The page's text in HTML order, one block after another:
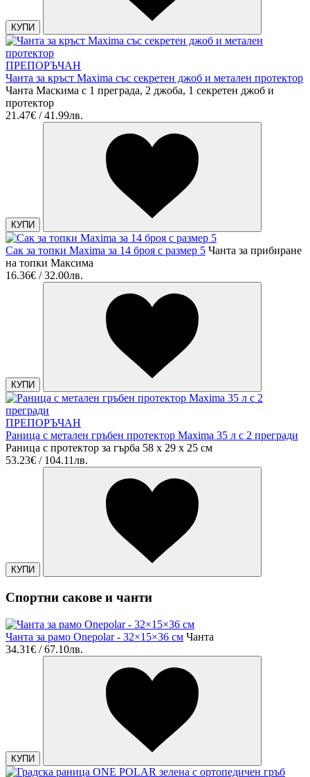
КУПИ
ПРЕПОРЪЧАН
Чанта за кръст Maxima със секретен джоб и метален протектор
Чанта Маскима с 1 преграда, 2 джоба, 1 секретен джоб и
протектор
21.47€ / 41.99лв.
КУПИ
Сак за топки Maxima за 14 броя с размер 5 Чанта за прибиране
на топки Максима
16.36€ / 32.00лв.
КУПИ
ПРЕПОРЪЧАН
Раница с метален гръбен протектор Maxima 35 л с 2 прегради
Раница с протектор за гърба 58 х 29 х 25 см
53.23€ / 104.11лв.
КУПИ
Спортни сакове и чанти
Чанта за рамо Onepolar - 32×15×36 см Чанта
34.31€ / 67.10лв.
КУПИ